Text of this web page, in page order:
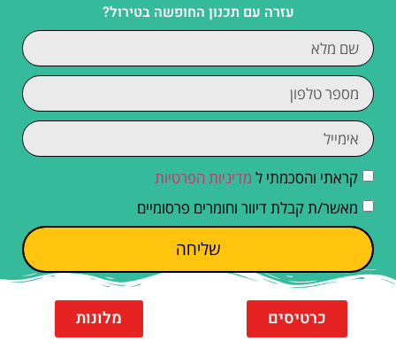
עזרה עם תכנון החופשה בטירול?
קראתי והסכמתי ל מדיניות הפרטיות
מאשר/ת קבלת דיוור וחומרים פרסומיים
שליחה
כרטיסים מלונות